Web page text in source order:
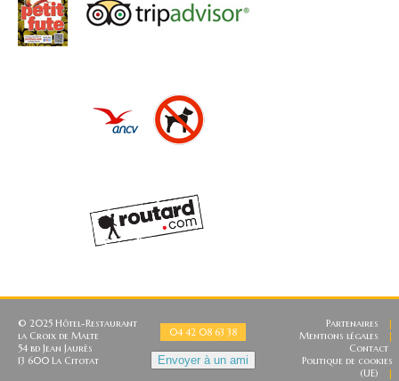
© 2025 Hôtel-Restaurant
la Croix de Malte
54 bd Jean Jaurès
13 600 La Citotat
04 42 08 63 38
Envoyer à un ami
Partenaires
|
Mentions légales
|
Contact
Politique de cookies
(UE)
|